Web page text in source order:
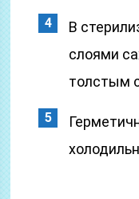
В
слоями
толстым